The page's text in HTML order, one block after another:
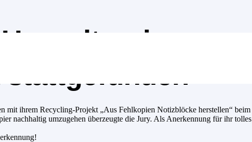
–
mit ihrem Recycling-Projekt „Aus Fehlkopien Notizblöcke herstellen“ beim
nachhaltig umzugehen überzeugte die Jury. Als Anerkennung für ihr tolles